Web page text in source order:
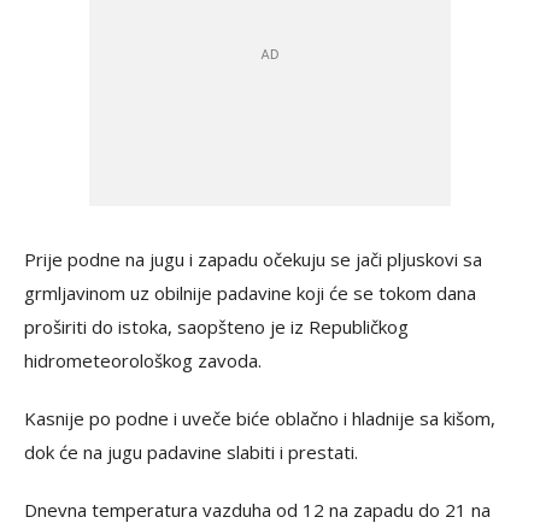
Prije podne na jugu i zapadu očekuju se jači pljuskovi sa
grmljavinom uz obilnije padavine koji će se tokom dana
proširiti do istoka, saopšteno je iz Republičkog
hidrometeorološkog zavoda.
Kasnije po podne i uveče biće oblačno i hladnije sa kišom,
dok će na jugu padavine slabiti i prestati.
Dnevna temperatura vazduha od 12 na zapadu do 21 na